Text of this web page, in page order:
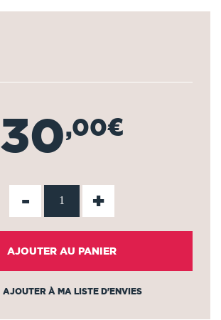
30,00€
- +
AJOUTER AU PANIER
AJOUTER À MA LISTE D'ENVIES